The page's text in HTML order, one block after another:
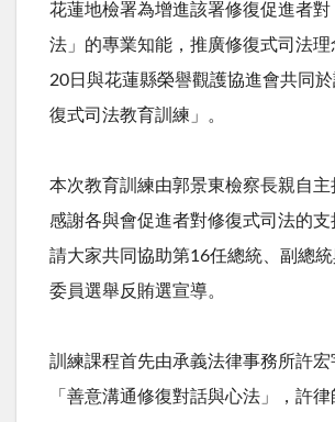
花蓮地檢署為增進該署修復促進者對
法」的專業知能，推廣修復式司法理
20日與花蓮縣榮譽觀護協進會共同
復式司法教育訓練」。
本次教育訓練由郭景東檢察長親自
感謝各與會促進者對修復式司法的
請大家共同協助第16任總統、副總
委員選舉反賄選宣導。
訓練課程首先由承義法律事務所許宏
「善意溝通修復對話與心法」，許